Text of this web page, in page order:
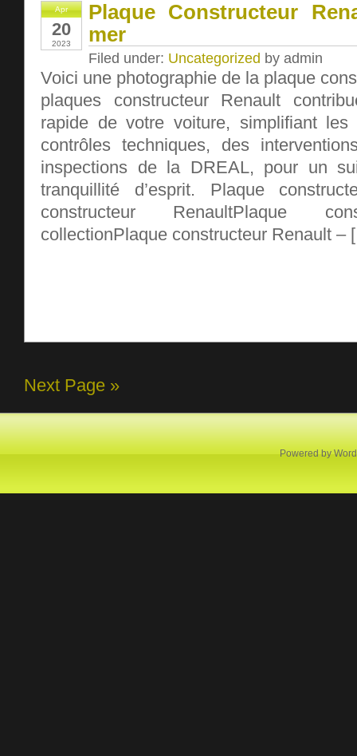
Apr
20
2023
Plaque Constructeur
mer
Filed under: Uncategorized by admin
Voici une photographie de la plaque
plaques constructeur Renault
rapide de votre voiture, simplifiant les
contrôles techniques, des
inspections de la DREAL, pour un
tranquillité d’esprit. Plaque
constructeur RenaultPlaque
collectionPlaque constructeur Renault –
Next Page »
Powered by